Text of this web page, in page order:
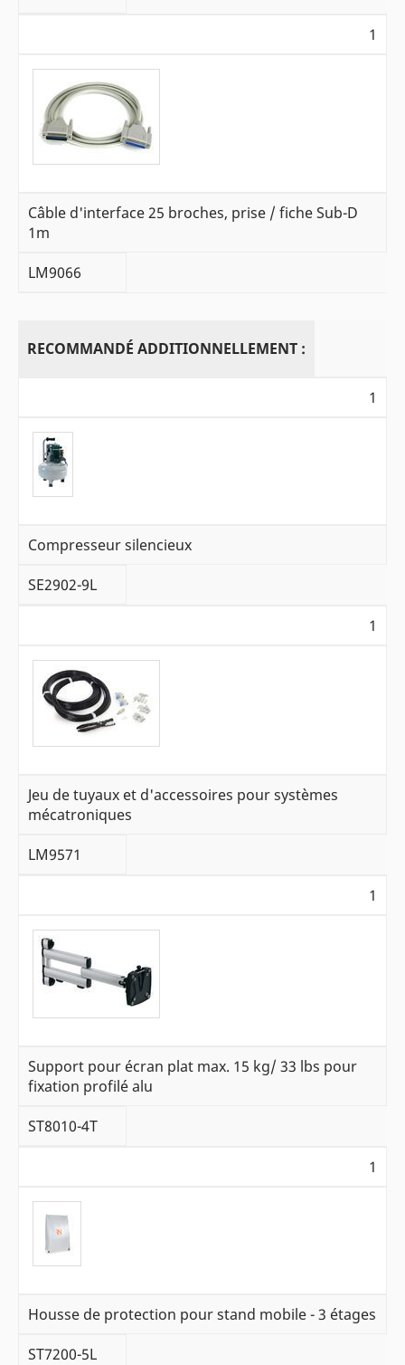
1
Câble d'interface 25 broches, prise / fiche Sub-D
1m
LM9066
RECOMMANDÉ ADDITIONNELLEMENT :
1
Compresseur silencieux
SE2902-9L
1
Jeu de tuyaux et d'accessoires pour systèmes
mécatroniques
LM9571
1
Support pour écran plat max. 15 kg/ 33 lbs pour
fixation profilé alu
ST8010-4T
1
Housse de protection pour stand mobile - 3 étages
ST7200-5L